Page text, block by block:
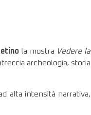
la mostra Vedere la
archeologia, storia
alta intensità narrativa,